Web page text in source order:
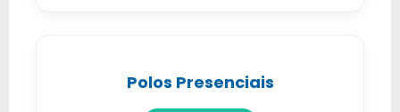
Polos Presenciais